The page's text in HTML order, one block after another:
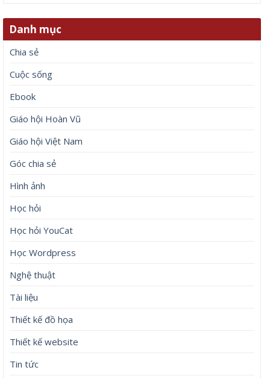
Danh mục
Chia sẻ
Cuộc sống
Ebook
Giáo hội Hoàn Vũ
Giáo hội Việt Nam
Góc chia sẻ
Hình ảnh
Học hỏi
Học hỏi YouCat
Học Wordpress
Nghệ thuật
Tài liệu
Thiết kế đồ họa
Thiết kế website
Tin tức